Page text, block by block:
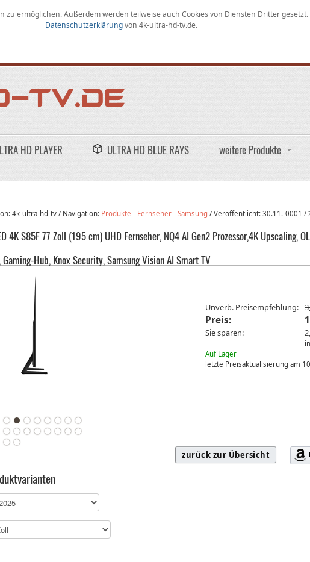
zu ermöglichen.Außerdem werden teilweise auch Cookies von Diensten Dritter
Datenschutzerklärungvon 4k-ultra-hd-tv.de.
HD PLAYER ULTRA HD BLUE RAYS weitere Produkte
4k-ultra-hd-tv / Navigation: Produkte - Fernseher -Samsung / Veröffentlicht:30.11.-0001 /
4K S85F 77 Zoll (195 cm) UHD Fernseher, NQ4 AI Gen2 Prozessor,4K Upscaling,
Hub, Knox Security, Samsung Vision AI Smart TV
Unverb. Preisempfehlung:
Preis:
Sie sparen:
Auf Lager
letzte Preisaktualisierung am
zurück zur Übersicht